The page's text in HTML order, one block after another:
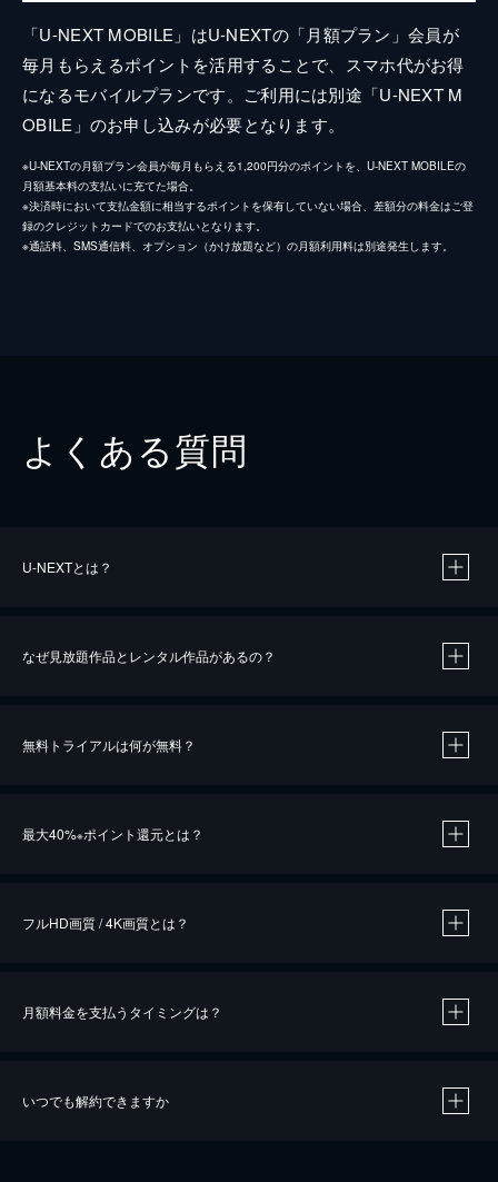
「U-NEXT MOBILE」はU-NEXTの「月額プラン」会員が
毎月もらえるポイントを活用することで、スマホ代がお得
になるモバイルプランです。ご利用には別途「U-NEXT M
OBILE」のお申し込みが必要となります。
※U-NEXTの月額プラン会員が毎月もらえる1,200円分のポイントを、U-NEXT MOBILEの
月額基本料の支払いに充てた場合。
※決済時において支払金額に相当するポイントを保有していない場合、差額分の料金はご登
録のクレジットカードでのお支払いとなります。
※通話料、SMS通信料、オプション（かけ放題など）の月額利用料は別途発生します。
よくある質問
U-NEXTとは？
なぜ見放題作品とレンタル作品があるの？
無料トライアルは何が無料？
最大40%※ポイント還元とは？
※40％ポイント還元の対象は、クレジットカード決済による作品の購入 / レンタルです。
iOSアプリのUコイン決済による作品の購入 / レンタルは、20％のポイント還元です。
フルHD画質 / 4K画質とは？
月額料金を支払うタイミングは？
いつでも解約できますか